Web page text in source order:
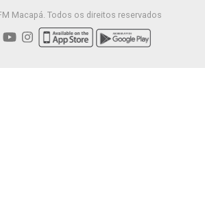
Macapá. Todos os direitos reservados